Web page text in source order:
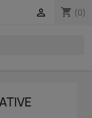
shopping_cart (0)
